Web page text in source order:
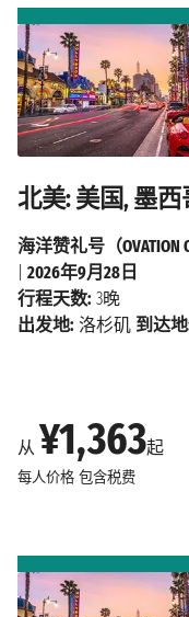
北美: 美国, 墨西
从 ¥1,363起
每人价格 包含税费
海洋赞礼号（OVATION
2026年9月28日
行程天数: 3晚
出发地: 洛杉矶 到达